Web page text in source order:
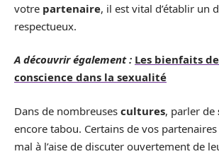
votre partenaire, il est vital d’établir un
respectueux.
A découvrir également : Les bienfaits
conscience dans la sexualité
Dans de nombreuses cultures, parler de
encore tabou. Certains de vos
mal à l’aise de discuter ouvertement de